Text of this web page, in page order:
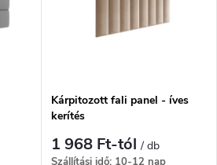
Kárpitozott fali panel - íves
kerítés
1 968 Ft-tól/ db
Szállítási idő: 10-12 nap